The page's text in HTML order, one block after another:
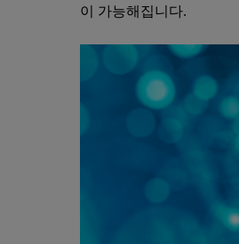
이 가능해집니다.